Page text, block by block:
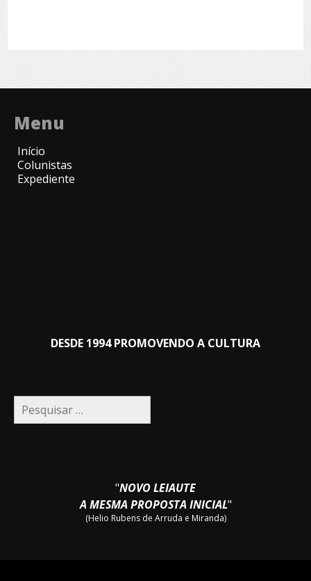
Menu
Início
Colunistas
Expediente
DESDE 1994 PROMOVENDO A CULTURA
Pesquisar
por:
"NOVO LEIAUTE
A MESMA PROPOSTA INICIAL"
(Helio Rubens de Arruda e Miranda)